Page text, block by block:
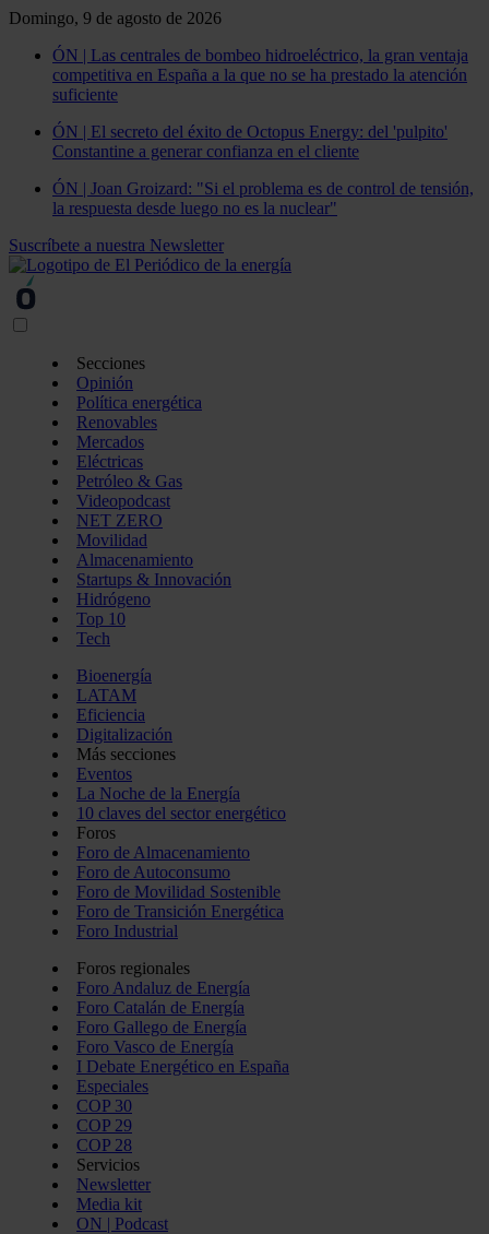
Domingo, 9 de agosto de 2026
ÓN | Las centrales de bombeo hidroeléctrico, la gran ventaja
competitiva en España a la que no se ha prestado la atención
suficiente
ÓN | El secreto del éxito de Octopus Energy: del 'pulpito'
Constantine a generar confianza en el cliente
ÓN | Joan Groizard: "Si el problema es de control de tensión,
la respuesta desde luego no es la nuclear"
Suscríbete a nuestra Newsletter
Secciones
Opinión
Política energética
Renovables
Mercados
Eléctricas
Petróleo & Gas
Videopodcast
NET ZERO
Movilidad
Almacenamiento
Startups & Innovación
Hidrógeno
Top 10
Tech
Bioenergía
LATAM
Eficiencia
Digitalización
Más secciones
Eventos
La Noche de la Energía
10 claves del sector energético
Foros
Foro de Almacenamiento
Foro de Autoconsumo
Foro de Movilidad Sostenible
Foro de Transición Energética
Foro Industrial
Foros regionales
Foro Andaluz de Energía
Foro Catalán de Energía
Foro Gallego de Energía
Foro Vasco de Energía
I Debate Energético en España
Especiales
COP 30
COP 29
COP 28
Servicios
Newsletter
Media kit
ON | Podcast